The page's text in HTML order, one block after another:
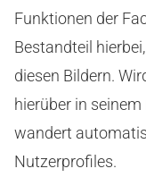
Funktionen der
Bestandteil
diesen Bildern.
hierüber in
wandert
Nutzerprofiles.